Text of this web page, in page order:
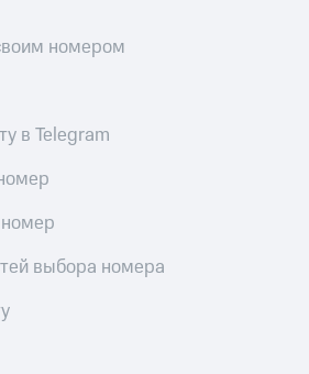
номером
в Telegram
выбора номера